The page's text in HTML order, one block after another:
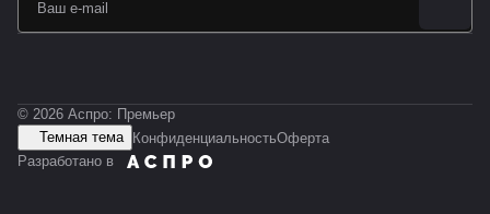
© 2026 Аспро: Премьер
Темная тема КонфиденциальностьОферта
Разработано в